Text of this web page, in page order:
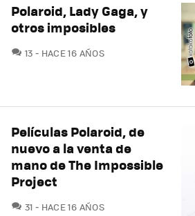
Polaroid, Lady Gaga, y
otros imposibles
13 COMENTARIOS
HACE 16 AÑOS
Películas Polaroid, de
nuevo a la venta de
mano de The Impossible
Project
31 COMENTARIOS
HACE 16 AÑOS